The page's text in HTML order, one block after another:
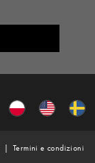
Termini e condizioni